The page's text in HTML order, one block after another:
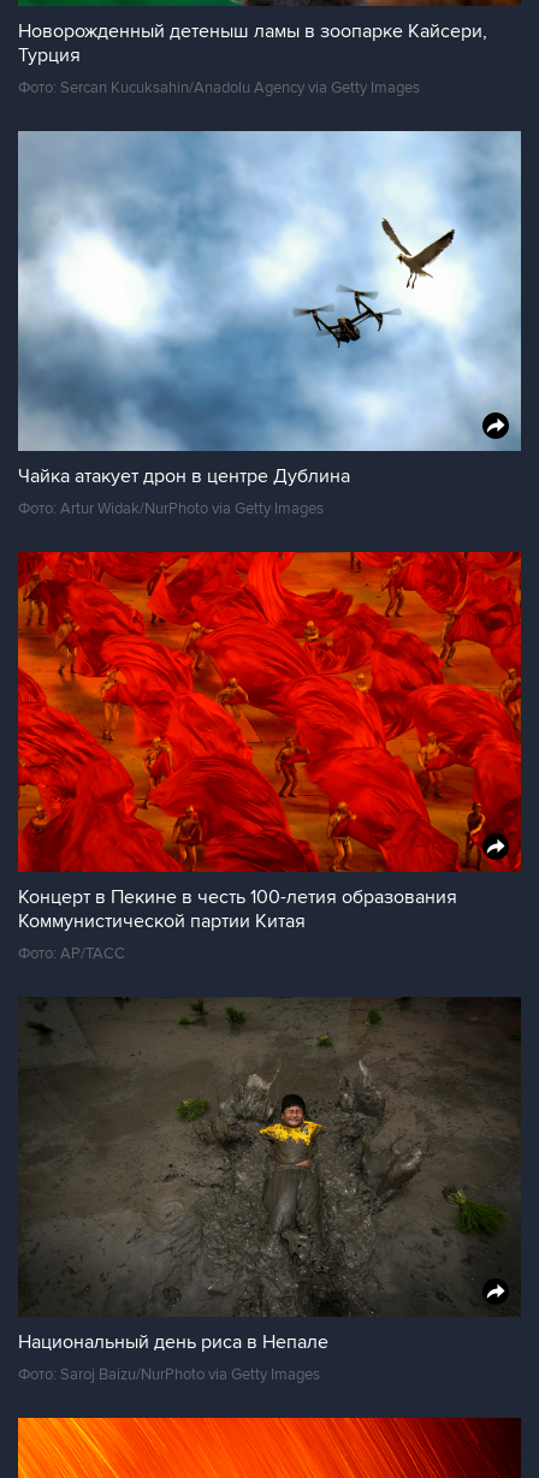
Новорожденный детеныш ламы в зоопарке Кайсери,
Турция
Фото: Sercan Kucuksahin/Anadolu Agency via Getty Images
Чайка атакует дрон в центре Дублина
Фото: Artur Widak/NurPhoto via Getty Images
Концерт в Пекине в честь 100-летия образования
Коммунистической партии Китая
Фото: AP/ТАСС
Национальный день риса в Непале
Фото: Saroj Baizu/NurPhoto via Getty Images